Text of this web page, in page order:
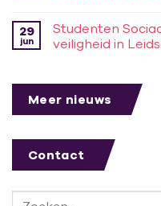
29
jun
Studenten
veiligheid in
Meer nieuws
Contact